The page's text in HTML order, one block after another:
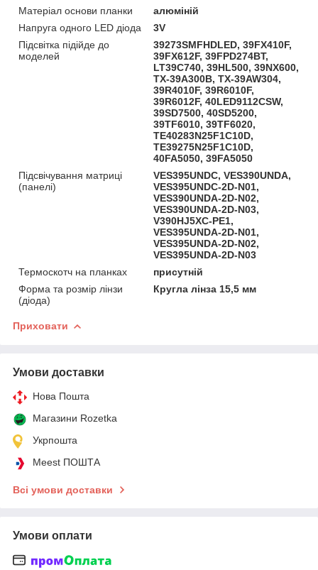
Матеріал основи планки
алюміній
Напруга одного LED діода
3V
Підсвітка підійде до
моделей
39273SMFHDLED, 39FX410F,
39FX612F, 39FPD274BT,
LT39C740, 39HL500, 39NX600,
TX-39A300B, TX-39AW304,
39R4010F, 39R6010F,
39R6012F, 40LED9112CSW,
39SD7500, 40SD5200,
39TF6010, 39TF6020,
TE40283N25F1C10D,
TE39275N25F1C10D,
40FA5050, 39FA5050
Підсвічування матриці
(панелі)
VES395UNDC, VES390UNDA,
VES395UNDC-2D-N01,
VES390UNDA-2D-N02,
VES390UNDA-2D-N03,
V390HJ5XC-PE1,
VES395UNDA-2D-N01,
VES395UNDA-2D-N02,
VES395UNDA-2D-N03
Термоскотч на планках
присутній
Форма та розмір лінзи
(діода)
Кругла лінза 15,5 мм
Приховати
Умови доставки
Нова Пошта
Магазини Rozetka
Укрпошта
Meest ПОШТА
Всі умови доставки
Умови оплати